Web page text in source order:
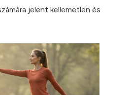
jelent kellemetlen és